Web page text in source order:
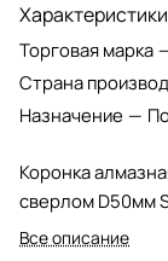
Характеристики
Торговая марка
Страна
Назначение —
Коронка
сверлом D50мм
Все описание